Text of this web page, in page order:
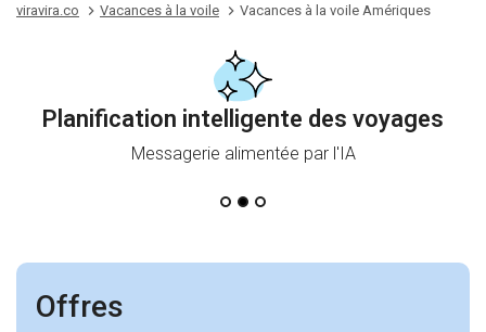
viravira.co Vacances à la voile Vacances à la voile Amériques
Planification intelligente des voyages
Messagerie alimentée par l'IA
Offres